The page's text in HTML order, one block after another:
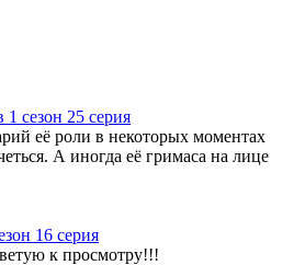
сезон 25 серия
её роли в некоторых моментах
А иногда её гримаса на лице
16 серия
к просмотру!!!